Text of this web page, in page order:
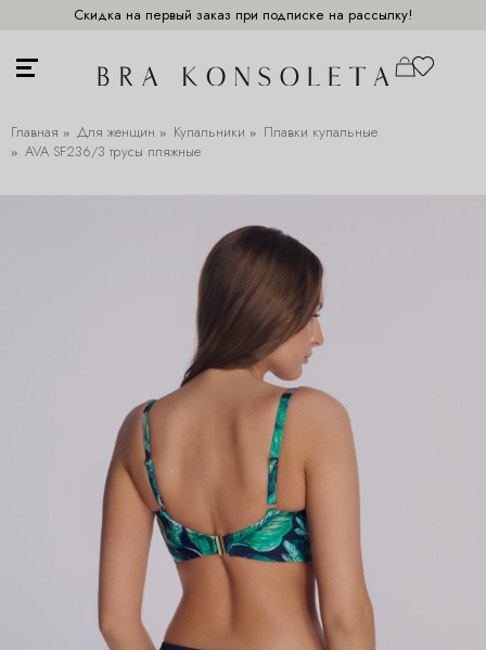
Скидка на первый заказ при подписке на рассылку!
Главная Для женщин Купальники
Плавки купальные
AVA SF236/3 трусы пляжные